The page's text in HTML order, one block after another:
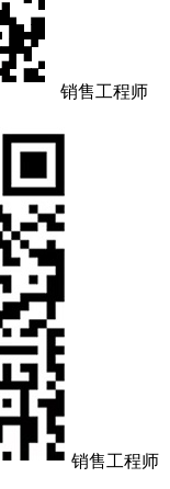
销售工程师
销售工程师